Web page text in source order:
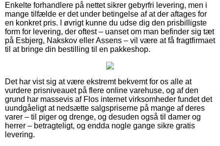
Enkelte forhandlere på nettet sikrer gebyrfri levering, men i
mange tilfælde er det under betingelse af at der aftages for
en konkret pris. I øvrigt kunne du udse dig den prisbilligste
form for levering, der oftest – uanset om man befinder sig tæt
på Esbjerg, Nakskov eller Assens – vil være at få fragtfirmaet
til at bringe din bestilling til en pakkeshop.
Det har vist sig at være ekstremt bekvemt for os alle at
vurdere prisniveauet på flere online varehuse, og af den
grund har massevis af Flos internet virksomheder fundet det
uundgåeligt at nedsætte salgspriserne på mange af deres
varer – til piger og drenge, og desuden også til damer og
herrer – betragteligt, og endda nogle gange sikre gratis
levering.